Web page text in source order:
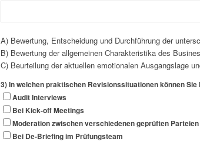
A) Bewertung, Entscheidung und Durchführung der
B) Bewertung der allgemeinen Charakteristika des
C) Beurteilung der aktuellen emotionalen Ausgangslage
3) In welchen praktischen Revisionssituationen können Sie
Audit Interviews
Bei Kick-off Meetings
Moderation zwischen verschiedenen geprüften Parteien
Bei De-Briefing im Prüfungsteam